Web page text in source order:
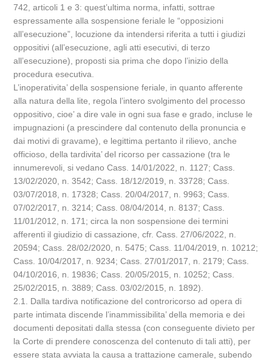
742, articoli 1 e 3: quest’ultima norma, infatti, sottrae
espressamente alla sospensione feriale le “opposizioni
all’esecuzione”, locuzione da intendersi riferita a tutti i giudizi
oppositivi (all’esecuzione, agli atti esecutivi, di terzo
all’esecuzione), proposti sia prima che dopo l’inizio della
procedura esecutiva.
L’inoperativita’ della sospensione feriale, in quanto afferente
alla natura della lite, regola l’intero svolgimento del processo
oppositivo, cioe’ a dire vale in ogni sua fase e grado, incluse le
impugnazioni (a prescindere dal contenuto della pronuncia e
dai motivi di gravame), e legittima pertanto il rilievo, anche
officioso, della tardivita’ del ricorso per cassazione (tra le
innumerevoli, si vedano Cass. 14/01/2022, n. 1127; Cass.
13/02/2020, n. 3542; Cass. 18/12/2019, n. 33728; Cass.
03/07/2018, n. 17328; Cass. 20/04/2017, n. 9963; Cass.
07/02/2017, n. 3214; Cass. 08/04/2014, n. 8137; Cass.
11/01/2012, n. 171; circa la non sospensione dei termini
afferenti il giudizio di cassazione, cfr. Cass. 27/06/2022, n.
20594; Cass. 28/02/2020, n. 5475; Cass. 11/04/2019, n. 10212;
Cass. 10/04/2017, n. 9234; Cass. 27/01/2017, n. 2179; Cass.
04/10/2016, n. 19836; Cass. 20/05/2015, n. 10252; Cass.
25/02/2015, n. 3889; Cass. 03/02/2015, n. 1892).
2.1. Dalla tardiva notificazione del controricorso ad opera di
parte intimata discende l’inammissibilita’ della memoria e dei
documenti depositati dalla stessa (con conseguente divieto per
la Corte di prendere conoscenza del contenuto di tali atti), per
essere stata avviata la causa a trattazione camerale, subendo